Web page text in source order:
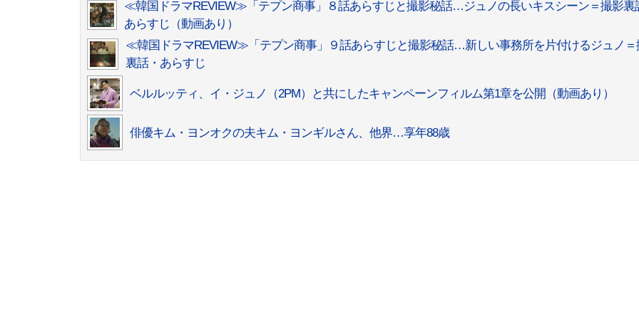
≪韓国ドラマREVIEW≫「テプン商事」８話あらすじと撮影秘話…ジュノの長いキスシーン＝撮影裏
あらすじ（動画あり）
≪韓国ドラマREVIEW≫「テプン商事」９話あらすじと撮影秘話…新しい事務所を片付けるジュノ＝
裏話・あらすじ
ベルルッティ、イ・ジュノ（2PM）と共にしたキャンペーンフィルム第1章を公開（動画あり）
俳優キム・ヨンオクの夫キム・ヨンギルさん、他界…享年88歳